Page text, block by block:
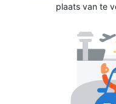
plaats van te